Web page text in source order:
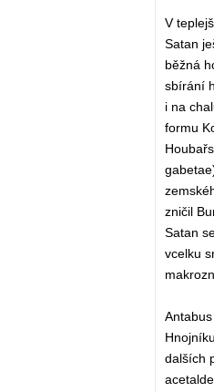
V
Satan
běžná
sbírání
i na
formu
zničil
Satan
vcelku
dalších